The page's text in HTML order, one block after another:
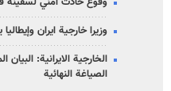
وزيرا خارجية ايران
الخارجية الايرانية:
الصياغة النهائية